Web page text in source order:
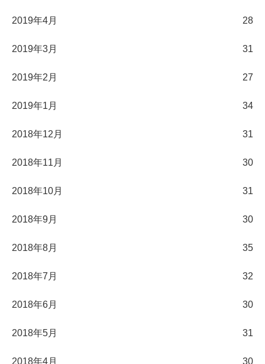
2019年4月 28
2019年3月 31
2019年2月 27
2019年1月 34
2018年12月 31
2018年11月 30
2018年10月 31
2018年9月 30
2018年8月 35
2018年7月 32
2018年6月 30
2018年5月 31
2018年4月 30